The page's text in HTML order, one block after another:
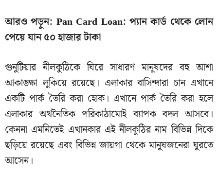
আরও পড়ুন: Pan Card Loan: প্যান কার্ড থেকে লোন
পেয়ে যান ৫০ হাজার টাকা
গুনুটিয়ার নীলকুঠিকে ঘিরে সাধারণ মানুষদের বহু আশা
আকাঙ্ক্ষা লুকিয়ে রয়েছে। এলাকার বাসিন্দারা চান এখানে
একটি পার্ক তৈরি করা হোক। এখানে পার্ক তৈরি করা হলে
এলাকার অর্থনৈতিক পরিকাঠামোই ব্যাপক বদল আসবে।
কেননা এমনিতেই এখানকার এই নীলকুঠির নাম বিভিন্ন দিকে
ছড়িয়ে রয়েছে এবং বিভিন্ন জায়গা থেকে মানুষজনেরা ঘুরতে
আসেন।